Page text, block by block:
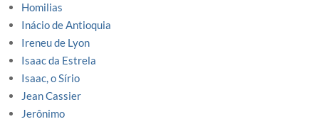
Homilias
Inácio de Antioquia
Ireneu de Lyon
Isaac da Estrela
Isaac, o Sírio
Jean Cassier
Jerônimo